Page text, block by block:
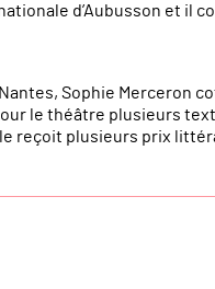
d’Aubusson et il
Sophie Merceron
le théâtre plusieurs
reçoit plusieurs prix